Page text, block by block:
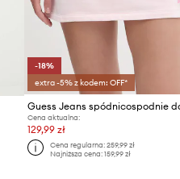
-18%
extra -5% z kodem: OFF*
Cena aktualna:
129,99 zł
Cena regularna: 259,99 zł
Najniższa cena: 159,99 zł